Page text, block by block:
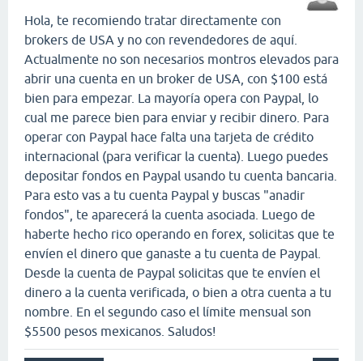
Hola, te recomiendo tratar directamente con
brokers de USA y no con revendedores de aquí.
Actualmente no son necesarios montros elevados para
abrir una cuenta en un broker de USA, con $100 está
bien para empezar. La mayoría opera con Paypal, lo
cual me parece bien para enviar y recibir dinero. Para
operar con Paypal hace falta una tarjeta de crédito
internacional (para verificar la cuenta). Luego puedes
depositar fondos en Paypal usando tu cuenta bancaria.
Para esto vas a tu cuenta Paypal y buscas "anadir
fondos", te aparecerá la cuenta asociada. Luego de
haberte hecho rico operando en forex, solicitas que te
envíen el dinero que ganaste a tu cuenta de Paypal.
Desde la cuenta de Paypal solicitas que te envíen el
dinero a la cuenta verificada, o bien a otra cuenta a tu
nombre. En el segundo caso el límite mensual son
$5500 pesos mexicanos. Saludos!